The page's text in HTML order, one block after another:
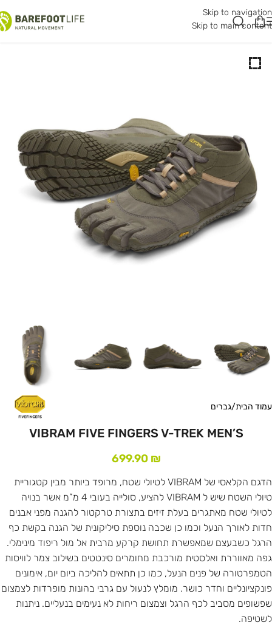
Skip to navigation
Skip to main content
עמוד הבית/גברים
VIBRAM FIVE FINGERS V-TREK MEN’S
699.90 ₪
הדגם הקלאסי של VIBRAM לטיולי שטח, מרופד ביותר מבין קטגוריית
טיולי השטח שיש ל VIBRAM להציע, סולייה בעובי 4 מ”מ אשר בנויה
לטיולי שטח מאתגרים בעלת זיזים בתצורת טרקטור להגנה מפני אבנים
חדות לאורך הנעל וכמו כן שכבה נוספת סיליקונית של הגנה בקשת כף
הרגל כשבעצם שמאפשרת תחושת קרקע מרבית אל מול ריפוד מינימלי.
גפה מאווררת ואלסטית מורכבת מחומרים סינטטים בשילוב צמר לוויסות
הטמפרטורה של פנים הנעל, כמו כן תתאים להליכה ביום יום, אימונים
פונקציונליים וחדר כושר. מומלץ לנעול עם גרבי בהונות מופרדות לצמצום
שפשופים מסביב לכף הרגל וצמצום ריחות לא נעימים בנעליים. ניתנות
לשטיפה.